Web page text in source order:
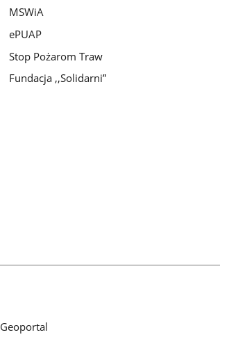
MSWiA
ePUAP
Stop Pożarom Traw
Fundacja ,,Solidarni”
Geoportal